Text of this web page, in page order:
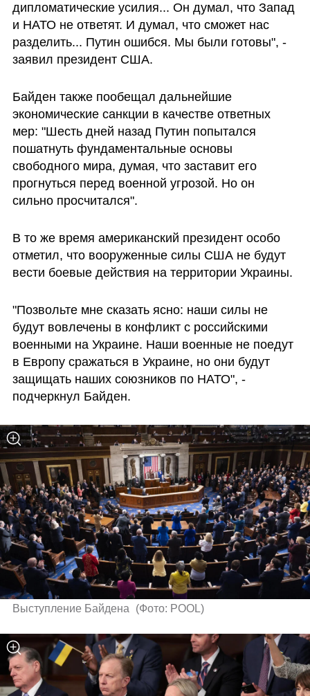
дипломатические усилия... Он думал, что Запад
и НАТО не ответят. И думал, что сможет нас
разделить... Путин ошибся. Мы были готовы", -
заявил президент США.
Байден также пообещал дальнейшие
экономические санкции в качестве ответных
мер: "Шесть дней назад Путин попытался
пошатнуть фундаментальные основы
свободного мира, думая, что заставит его
прогнуться перед военной угрозой. Но он
сильно просчитался".
В то же время американский президент особо
отметил, что вооруженные силы США не будут
вести боевые действия на территории Украины.
"Позвольте мне сказать ясно: наши силы не
будут вовлечены в конфликт с российскими
военными на Украине. Наши военные не поедут
в Европу сражаться в Украине, но они будут
защищать наших союзников по НАТО", -
подчеркнул Байден.
Выступление Байдена (Фото: POOL)